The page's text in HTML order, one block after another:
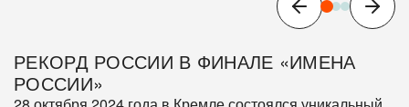
РЕКОРД РОССИИ В ФИНАЛЕ «ИМЕНА
РОССИИ»